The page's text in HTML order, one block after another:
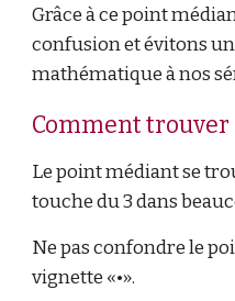
Grâce à ce point
confusion et évitons
mathématique à nos
Comment
Le point médiant se
touche du 3 dans
Ne pas confondre le
vignette «•».